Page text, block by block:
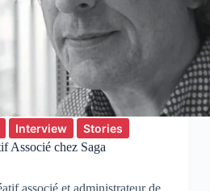
Interview
Stories
Associé chez Saga